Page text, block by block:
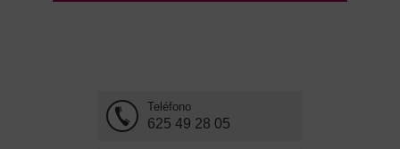
Teléfono
625 49 28 05